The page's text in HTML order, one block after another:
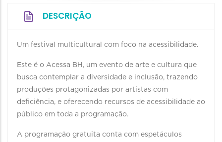
DESCRIÇÃO
Um festival multicultural com foco na acessibilidade.
Este é o Acessa BH, um evento de arte e cultura que
busca contemplar a diversidade e inclusão, trazendo
produções protagonizadas por artistas com
deficiência, e oferecendo recursos de acessibilidade ao
público em toda a programação.
A programação gratuita conta com espetáculos